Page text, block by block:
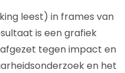
leest) in frames van
is een grafiek
tegen impact en
en het